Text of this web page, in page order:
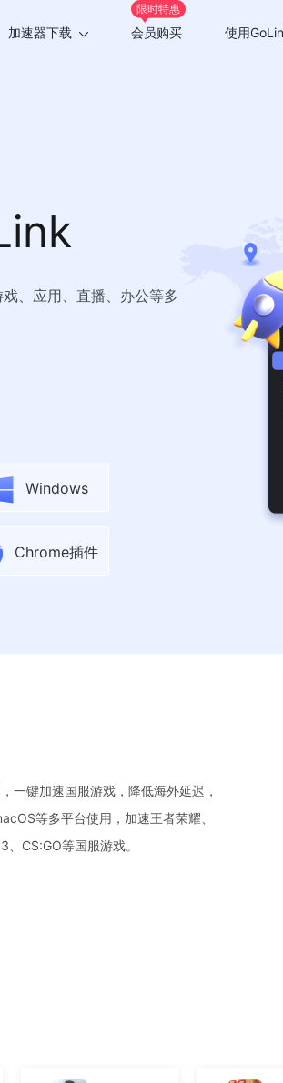
加速器下载
TV版
Chrome插件
限时特惠
会员购买 使用
、应用、直播、办公等多
Windows
Chrome插件
一键加速国服游戏，降低海外延迟，
等多平台使用，加速王者荣耀、
CS:GO等国服游戏。